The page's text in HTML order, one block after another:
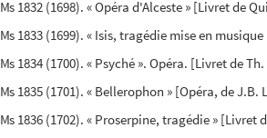
Ms 1832 (1698). « Opéra d'Alceste » [Livret de
Ms 1833 (1699). « Isis, tragédie mise en
Ms 1834 (1700). « Psyché ». Opéra. [Livret de
Ms 1835 (1701). « Bellerophon » [Opéra, de
Ms 1836 (1702). « Proserpine, tragédie »